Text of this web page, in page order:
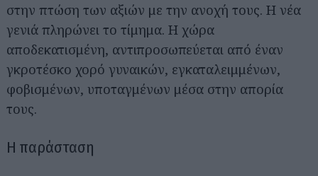
στην πτώση των αξιών με την ανοχή τους. Η νέα
γενιά πληρώνει το τίμημα. Η χώρα
αποδεκατισμένη, αντιπροσωπεύεται από έναν
γκροτέσκο χορό γυναικών, εγκαταλειμμένων,
φοβισμένων, υποταγμένων μέσα στην απορία
τους.
Η παράσταση